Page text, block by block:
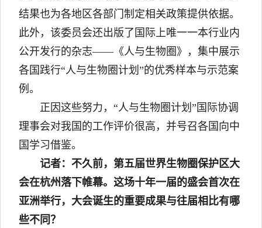
结果也为各地区各部门制定相关政策提供依据。
此外，该委员会还出版了国际上唯一一本行业内
公开发行的杂志——《人与生物圈》，集中展示
各国践行“人与生物圈计划”的优秀样本与示范案
例。
正因这些努力，“人与生物圈计划”国际协调
理事会对我国的工作评价很高，并号召各国向中
国学习借鉴。
记者：不久前，第五届世界生物圈保护区大
会在杭州落下帷幕。这场十年一届的盛会首次在
亚洲举行，大会诞生的重要成果与往届相比有哪
些不同？